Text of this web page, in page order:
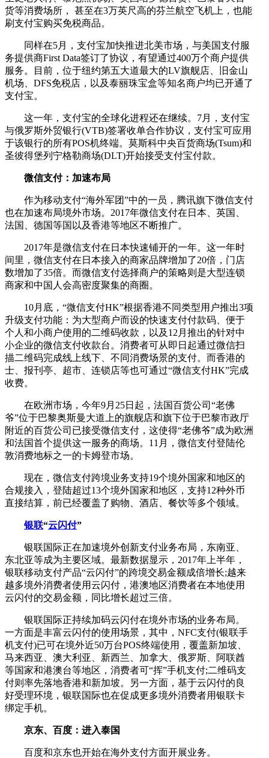
货等消费场所， 甚至在3万英尺高的芬兰航空飞机上，也能
刷支付宝购买免税商品。
同样在5月，支付宝加快推进北美市场，与美国支付服
务提供商First Data签订了协议，有望通过400万个商户提供
服务。目前，位于纽约第五大道最大的LV旗舰店、旧金山
机场、DFS免税店，以及泰丽珠宝盒等知名商户均已开通了
支付宝。
这一年，支付宝的全球化进程还在继续。7月，支付宝
与俄罗斯外贸银行(VTB)签署收单合作协议，支付宝可应用
于该银行的所有POS机终端。莫斯科中央百货商场(Tsum)和
圣彼得堡列宁格勒商场(DLT)开始接受支付宝付款。
微信支付：加速布局
作为移动支付“海外军团”中的一员，腾讯旗下微信支付
也在加速布局境外市场。2017年微信支付在日本、英国、
法国、德国等国以及香港等地区不断推广。
2017年是微信支付在日本快速铺开的一年。这一年时
间里，微信支付在日本接入的商家品牌增加了20倍，门店
数增加了35倍。而微信支付选择商户的策略则是大型连锁
商家和中国人会高密度聚集的商圈。
10月底，“微信支付HK”根据香港不同类型用户推出3项
升级支付功能：为大型商户而设的快速支付付款码、便于
个人和小商户使用的二维码收款，以及12月推出的针对中
小企业的微信支付收款台。消费者可从即日起通过微信扫
描二维码完成线上线下、不同消费场景的支付。而香港的
士、报刊亭、超市、连锁店等也可通过“微信支付HK”完成
收费。
在欧洲市场，今年9月25日起，法国百货公司“老佛
爷”位于巴黎奥斯曼大道上的旗舰店和旗下位于巴黎市政厅
附近的百货公司已接受微信支付，这使得“老佛爷”成为欧洲
和法国首个提供这一服务的商场。11月，微信支付登陆伦
敦消费地标之一的卡姆登市场。
现在，微信支付跨境业务支持19个境外国家和地区的
合规接入，登陆超过13个境外国家和地区，支持12种外币
直接结算，前已经覆盖了购物、酒店、餐饮等多个领域。
银联“云闪付”
银联国际正在加速境外创新支付业务布局，东南亚、
东北亚等成为主要区域。最新数据显示，2017年上半年，
银联移动支付产品“云闪付”的跨境交易金额成倍增长;越来
越多境外消费者使用云闪付，港澳地区消费者在本地使用
云闪付的交易金额，同比增长超过三倍。
银联国际正持续加码云闪付在境外市场的业务布局。
一方面是丰富云闪付的使用场景，其中，NFC支付(银联手
机支付)已可在境外近50万台POS终端使用，覆盖新加坡、
马来西亚、澳大利亚、新西兰、加拿大、俄罗斯、阿联酋
等国家和港澳台等地区，消费者可“挥”手机支付;二维码支
付则率先落地香港和新加坡。另一方面，基于云闪付的良
好受理环境，银联国际也在促成更多境外消费者用银联卡
绑定手机。
京东、百度：进入泰国
百度和京东也开始在海外支付方面开展业务。